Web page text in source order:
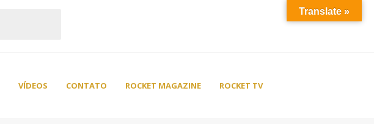
VÍDEOS CONTATO ROCKET MAGAZINE ROCKET TV
Translate »